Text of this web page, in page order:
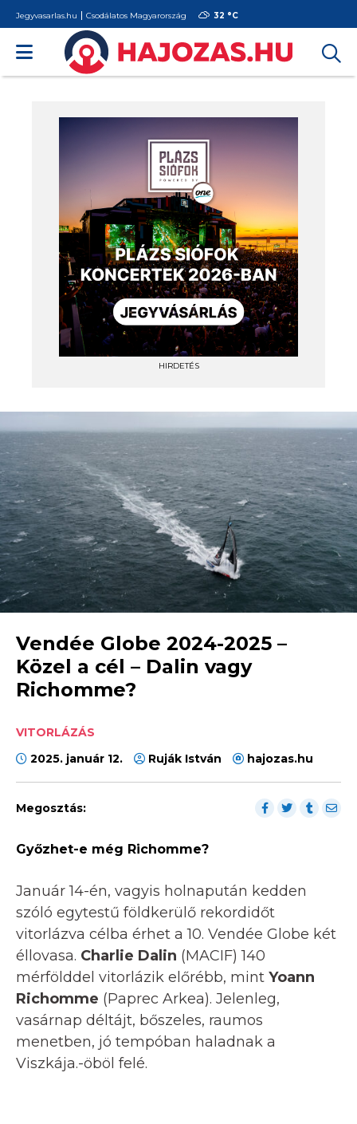
Jegyvasarlas.hu Csodálatos Magyarország 32 °C
HIRDETÉS
Vendée Globe 2024-2025 –
Közel a cél – Dalin vagy
Richomme?
VITORLÁZÁS
2025. január 12.
Ruják István hajozas.hu
Megosztás:
Győzhet-e még Richomme?
Január 14-én, vagyis holnapután kedden
szóló egytestű földkerülő rekordidőt
vitorlázva célba érhet a 10. Vendée Globe két
éllovasa. Charlie Dalin (MACIF) 140
mérfölddel vitorlázik előrébb, mint Yoann
Richomme (Paprec Arkea). Jelenleg,
vasárnap déltájt, bőszeles, raumos
menetben, jó tempóban haladnak a
Viszkája.-öböl felé.